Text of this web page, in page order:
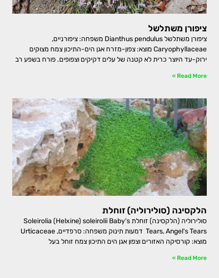
ציפורן משתלשל
ציפורן משתלשל Dianthus pendulus משפחה: ציפורניים,
Caryophyllaceae מוצא: צפון-מזרח אגן הים-התיכון צמח מצוקים
ירוק-עד היוצר כרית לא קטנה של עלים דקיקים וצפופים. פורח בשפע רב
Read More »
הלקסינה (סולירוליה) זוחלת
סולירוליה (הלקסינה) זוחלת Soleirolia (Helxine) soleirolii Baby's
Tears, Angel's Tears דמעות תינוק משפחה: סרפדיים, Urticaceae
מוצא: קורסיקה האזורים וצפון אגן הים התיכון צמח זוחל בעל
Read More »